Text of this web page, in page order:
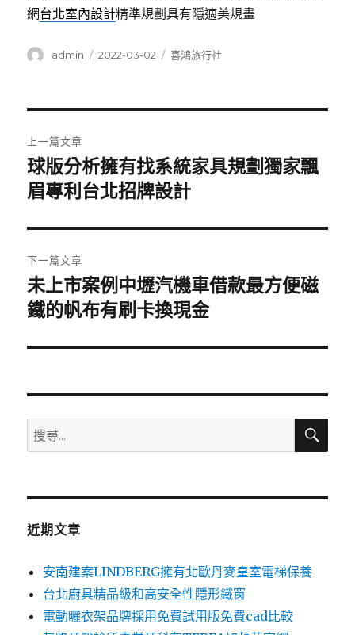
網台北室內設計精準規劃具有隱適美規畫
作
admin
發
2022-03-02
分
喜鴻旅行社
章
導
覽
上一篇文章
上
一
文
章:
球版分析擁有找系統家具規劃獨家飄
眉專利台北招牌設計
下一篇文章
下
一
文
未上市案例中壢汽機車借款最方便磁
鐵的帆布有刷卡換現金
搜
尋
鍵
搜
近期文章
安南建案LINDBERG擁有北歐丹麥皇室電梯保養
台北廚具精品級和高安全性隱形鐵窗
電動曬衣架品牌採用免費試用版免費cad比較